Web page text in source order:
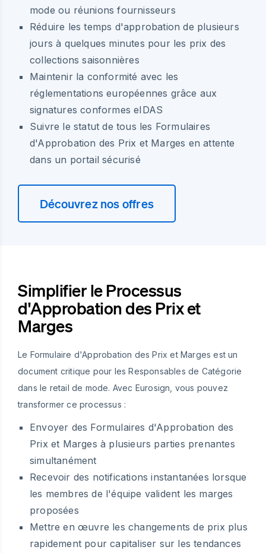
mode ou réunions fournisseurs
Réduire les temps d'approbation de plusieurs
jours à quelques minutes pour les prix des
collections saisonnières
Maintenir la conformité avec les
réglementations européennes grâce aux
signatures conformes eIDAS
Suivre le statut de tous les Formulaires
d'Approbation des Prix et Marges en attente
dans un portail sécurisé
Découvrez nos offres
Simplifier le Processus
d'Approbation des Prix et
Marges
Le Formulaire d'Approbation des Prix et Marges est un
document critique pour les Responsables de Catégorie
dans le retail de mode. Avec Eurosign, vous pouvez
transformer ce processus :
Envoyer des Formulaires d'Approbation des
Prix et Marges à plusieurs parties prenantes
simultanément
Recevoir des notifications instantanées lorsque
les membres de l'équipe valident les marges
proposées
Mettre en œuvre les changements de prix plus
rapidement pour capitaliser sur les tendances